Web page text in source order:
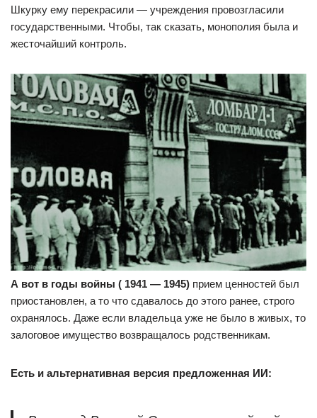
Шкурку ему перекрасили — учреждения провозгласили
государственными. Чтобы, так сказать, монополия была и
жесточайший контроль.
А вот в годы войны ( 1941 — 1945) прием ценностей был
приостановлен, а то что сдавалось до этого ранее, строго
охранялось. Даже если владельца уже не было в живых, то
залоговое имущество возвращалось родственникам.
Есть и альтернативная версия предложенная ИИ: